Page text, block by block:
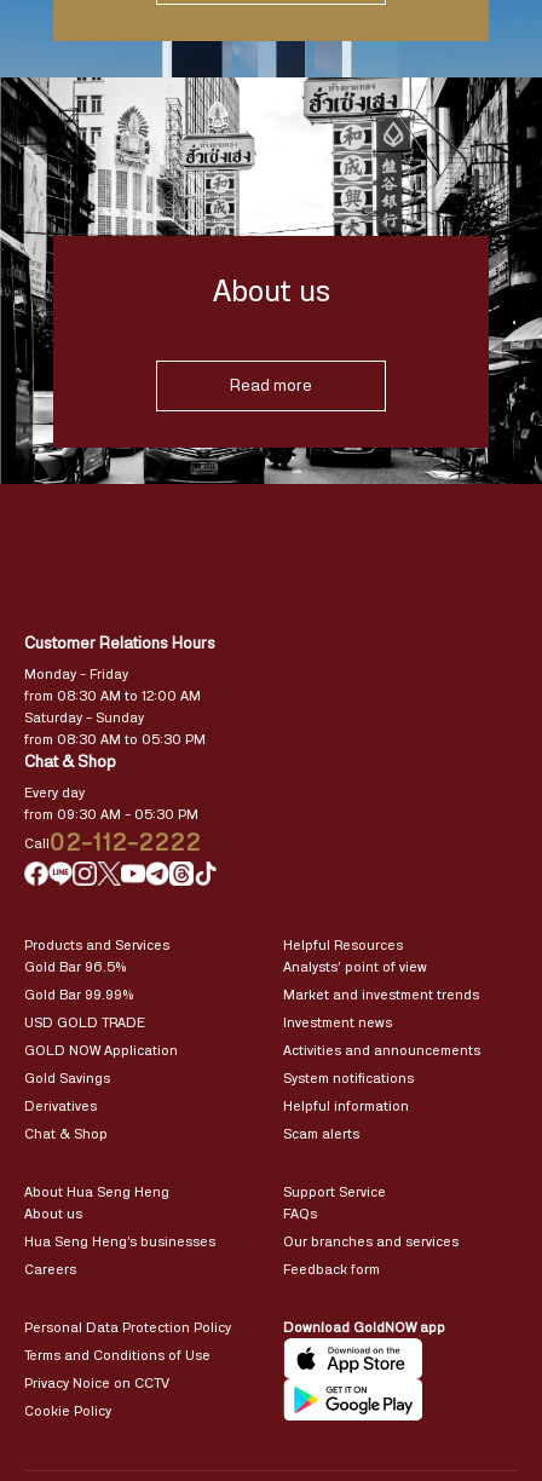
About us
Read more
Customer Relations Hours
Monday – Friday
from 08:30 AM to 12:00 AM
Saturday – Sunday
from 08:30 AM to 05:30 PM
Chat & Shop
Every day
from 09:30 AM – 05:30 PM
Call02-112-2222
Products and Services
Gold Bar 96.5%
Gold Bar 99.99%
USD GOLD TRADE
GOLD NOW Application
Gold Savings
Derivatives
Chat & Shop
Helpful Resources
Analysts’ point of view
Market and investment trends
Investment news
Activities and announcements
System notifications
Helpful information
Scam alerts
About Hua Seng Heng
About us
Hua Seng Heng’s businesses
Careers
Support Service
FAQs
Our branches and services
Feedback form
Personal Data Protection Policy
Terms and Conditions of Use
Privacy Noice on CCTV
Cookie Policy
Download GoldNOW app